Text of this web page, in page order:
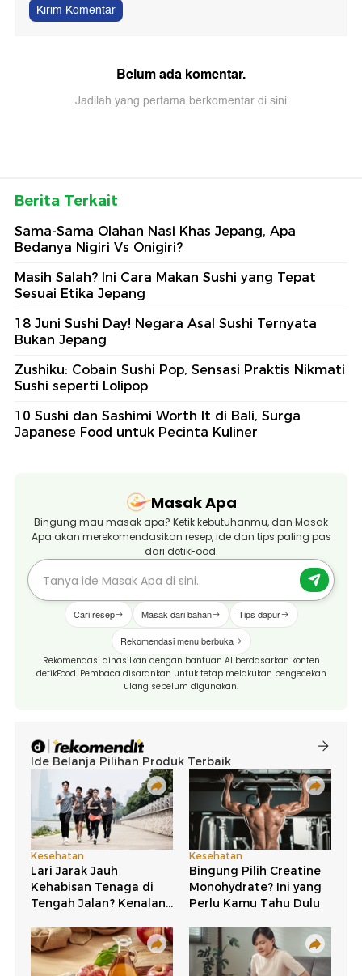
Kirim Komentar
Belum ada komentar.
Jadilah yang pertama berkomentar di sini
Berita Terkait
Sama-Sama Olahan Nasi Khas Jepang, Apa
Bedanya Nigiri Vs Onigiri?
Masih Salah? Ini Cara Makan Sushi yang Tepat
Sesuai Etika Jepang
18 Juni Sushi Day! Negara Asal Sushi Ternyata
Bukan Jepang
Zushiku: Cobain Sushi Pop, Sensasi Praktis Nikmati
Sushi seperti Lolipop
10 Sushi dan Sashimi Worth It di Bali, Surga
Japanese Food untuk Pecinta Kuliner
Masak Apa
Bingung mau masak apa? Ketik kebutuhanmu, dan Masak
Apa akan merekomendasikan resep, ide dan tips paling pas
dari detikFood.
Cari resep Masak dari bahan Tips dapur
Rekomendasi menu berbuka
Rekomendasi dihasilkan dengan bantuan AI berdasarkan konten
detikFood. Pembaca disarankan untuk tetap melakukan pengecekan
ulang sebelum digunakan.